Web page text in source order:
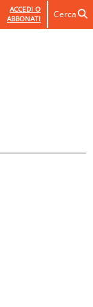
ACCEDI O
ABBONATI
Cerca